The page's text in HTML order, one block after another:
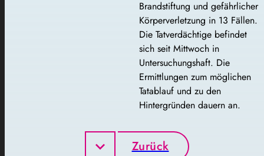
Brandstiftung und gefährlicher
Körperverletzung in 13 Fällen.
Die Tatverdächtige befindet
sich seit Mittwoch in
Untersuchungshaft. Die
Ermittlungen zum möglichen
Tatablauf und zu den
Hintergründen dauern an.
Zurück